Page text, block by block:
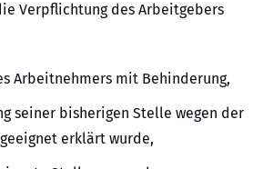
Verpflichtung des Arbeitgebers
Arbeitnehmers mit Behinderung,
seiner bisherigen Stelle wegen der
erklärt wurde,